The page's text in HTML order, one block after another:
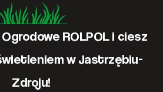
ROLPOL i ciesz
w Jastrzębiu-
Zdroju!